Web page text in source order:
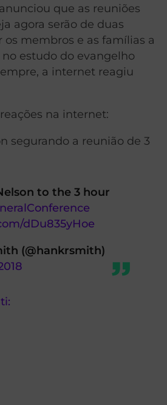
que as reuniões
agora serão de duas
os membros e as famílias a
estudo do evangelho
a internet reagiu
na internet:
segurando a reunião de 3
to the 3 hour
dDu835yHoe
(@hankrsmith)